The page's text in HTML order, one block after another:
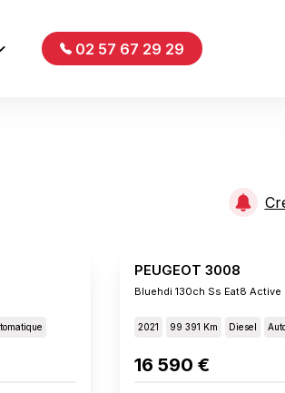
02 57 67 29 29
PEUGEOT 3008
Bluehdi 130ch Ss Eat8 Active
2021 99 391 Km Diesel
16 590 €